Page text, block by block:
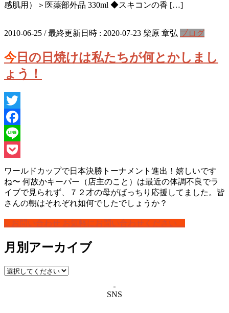
感肌用）＞医薬部外品 330ml ◆スキコンの香 […]
2010-06-25 / 最終更新日時 : 2020-07-23 柴原 章弘 ブログ
今日の日焼けは私たちが何とかしまし
ょう！
Twitter
Facebook
Line
ワールドカップで日本決勝トーナメント進出！嬉しいです
ね〜 何故かキーパー（店主のこと）は最近の体調不良でラ
イブで見られず、７２才の母がばっちり応援してました。皆
さんの朝はそれぞれ如何でしたでしょうか？
お問い合わせ お気軽にお問い合わせください。
月別アーカイブ
SNS